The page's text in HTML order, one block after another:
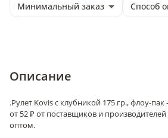
Минимальный заказ Способ
Описание
.Рулет Kovis с клубникой 175 гр., флоу-
от 52 ₽ от поставщиков и
оптом.